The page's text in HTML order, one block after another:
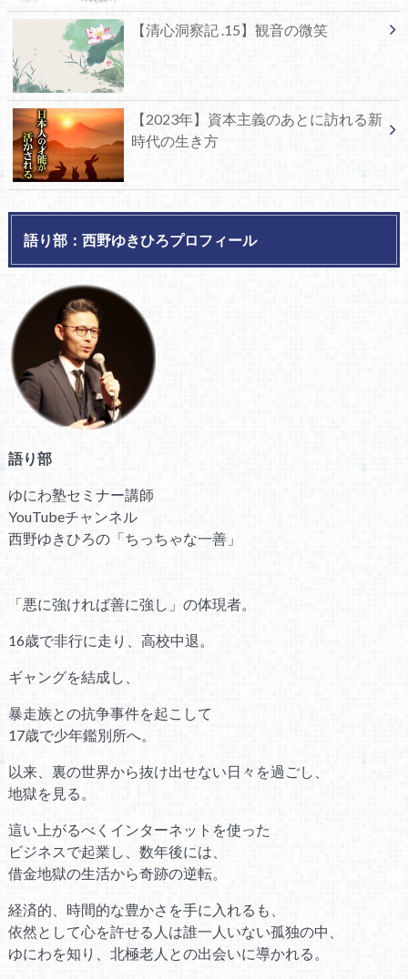
【清心洞察記 .15】観音の微笑
【2023年】資本主義のあとに訪れる新
時代の生き方
語り部：西野ゆきひろプロフィール
語り部
ゆにわ塾セミナー講師
YouTubeチャンネル
西野ゆきひろの「ちっちゃな一善」
「悪に強ければ善に強し」の体現者。
16歳で非行に走り、高校中退。
ギャングを結成し、
暴走族との抗争事件を起こして
17歳で少年鑑別所へ。
以来、裏の世界から抜け出せない日々を過ごし、
地獄を見る。
這い上がるべくインターネットを使った
ビジネスで起業し、数年後には、
借金地獄の生活から奇跡の逆転。
経済的、時間的な豊かさを手に入れるも、
依然として心を許せる人は誰一人いない孤独の中、
ゆにわを知り、北極老人との出会いに導かれる。